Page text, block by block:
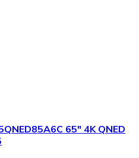
65" 4K QNED